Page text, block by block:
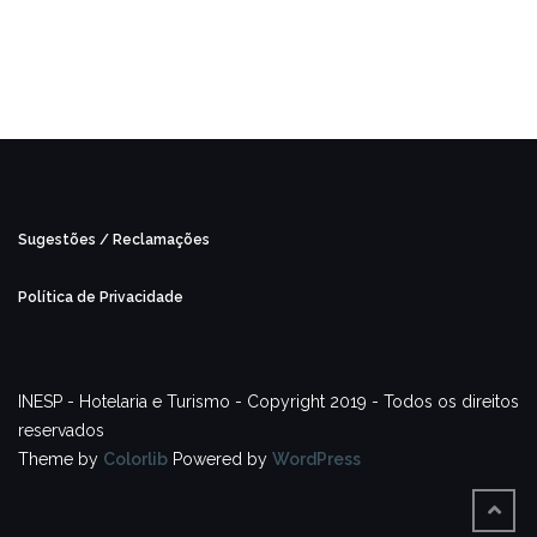
Sugestões / Reclamações
Política de Privacidade
INESP - Hotelaria e Turismo - Copyright 2019 - Todos os direitos
reservados
Theme by Colorlib Powered by WordPress